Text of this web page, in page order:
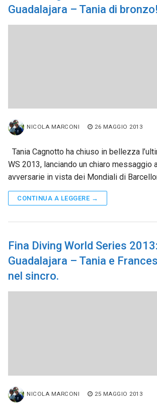
Guadalajara – Tania di bronzo!
NICOLA MARCONI 26 MAGGIO 2013
Tania Cagnotto ha chiuso in bellezza
WS 2013, lanciando un chiaro messaggio
avversarie in vista dei Mondiali di
CONTINUA A LEGGERE →
Fina Diving World Series 2013:
Guadalajara – Tania e
nel sincro.
NICOLA MARCONI 25 MAGGIO 2013